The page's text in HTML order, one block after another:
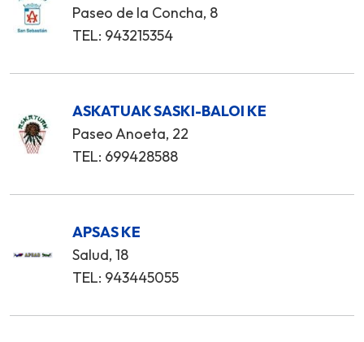
Paseo de la Concha, 8
TEL: 943215354
ASKATUAK SASKI-BALOI KE
Paseo Anoeta, 22
TEL: 699428588
APSAS KE
Salud, 18
TEL: 943445055